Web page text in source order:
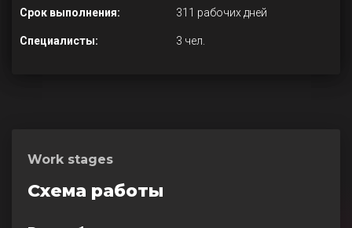
Срок выполнения: 311 рабочих дней
Специалисты: 3 чел.
Work stages
Схема работы